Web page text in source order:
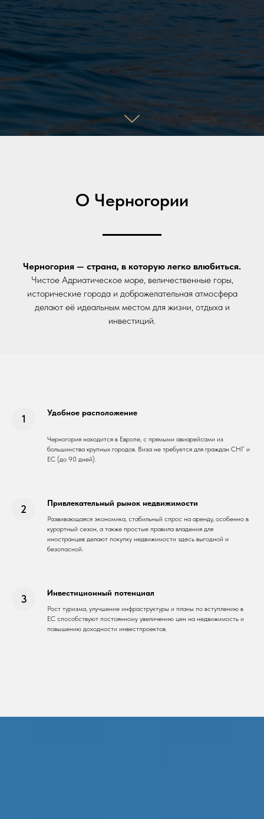
О Черногории
Черногория — страна, в которую легко влюбиться.
Чистое Адриатическое море, величественные горы,
исторические города и доброжелательная атмосфера
делают её идеальным местом для жизни, отдыха и
инвестиций.
Удобное расположение
Черногория находится в Европе, с прямыми авиарейсами из
большинства крупных городов. Виза не требуется для граждан СНГ и
ЕС (до 90 дней).
Привлекательный рынок недвижимости
Развивающаяся экономика, стабильный спрос на аренду, особенно в
курортный сезон, а также простые правила владения для
иностранцев делают покупку недвижимости здесь выгодной и
безопасной.
Инвестиционный потенциал
Рост туризма, улучшение инфраструктуры и планы по вступлению в
ЕС способствуют постоянному увеличению цен на недвижимость и
повышению доходности инвестпроектов.